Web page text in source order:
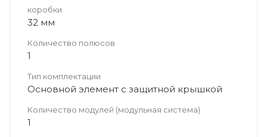
коробки
32 мм
Количество полюсов
1
Тип комплектации
Основной элемент с защитной крышкой
Количество модулей (модульная система)
1